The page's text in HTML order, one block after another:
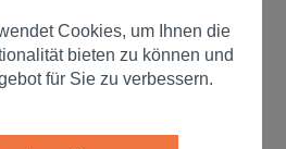
UNTERSTÜTZUNG
Aktiv
Cookies, um Ihnen die
bieten zu können und
für Sie zu verbessern.